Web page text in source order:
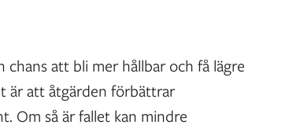
att bli mer hållbar och få lägre
är att åtgärden förbättrar
Om så är fallet kan mindre